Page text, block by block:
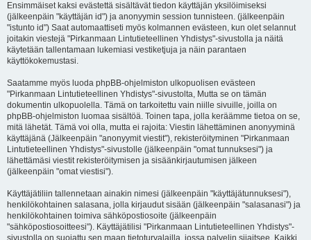
Ensimmäiset kaksi evästettä sisältävät tiedon käyttäjän yksilöimiseksi
(jälkeenpäin "käyttäjän id") ja anonyymin session tunnisteen. (jälkeenpäin
"istunto id") Saat automaattiseti myös kolmannen evästeen, kun olet selannut
joitakin viestejä "Pirkanmaan Lintutieteellinen Yhdistys"-sivustolla ja näitä
käytetään tallentamaan lukemiasi vestiketjuja ja näin parantaen
käyttökokemustasi.
Saatamme myös luoda phpBB-ohjelmiston ulkopuolisen evästeen
"Pirkanmaan Lintutieteellinen Yhdistys"-sivustolta, Mutta se on tämän
dokumentin ulkopuolella. Tämä on tarkoitettu vain niille sivuille, joilla on
phpBB-ohjelmiston luomaa sisältöä. Toinen tapa, jolla keräämme tietoa on se,
mitä lähetät. Tämä voi olla, mutta ei rajoita: Viestin lähettäminen anonyyminä
käyttäjänä (Jälkeenpäin "anonyymit viestit"), rekisteröityminen "Pirkanmaan
Lintutieteellinen Yhdistys"-sivustolle (jälkeenpäin "omat tunnuksesi") ja
lähettämäsi viestit rekisteröitymisen ja sisäänkirjautumisen jälkeen
(jälkeenpäin "omat viestisi").
Käyttäjätiliin tallennetaan ainakin nimesi (jälkeenpäin "käyttäjätunnuksesi"),
henkilökohtainen salasana, jolla kirjaudut sisään (jälkeenpäin "salasanasi") ja
henkilökohtainen toimiva sähköpostiosoite (jälkeenpäin
"sähköpostiosoitteesi"). Käyttäjätilisi "Pirkanmaan Lintutieteellinen Yhdistys"-
sivustolla on suojattu sen maan tietoturvalailla, jossa palvelin sijaitsee. Kaikki